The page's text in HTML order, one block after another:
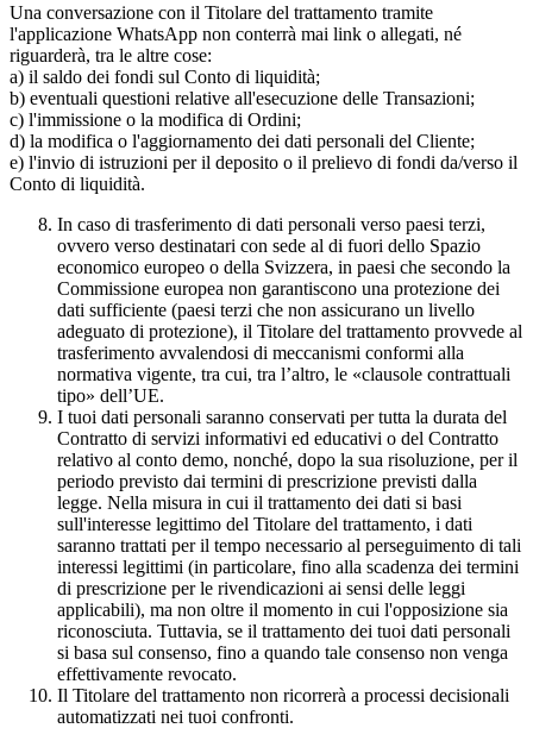
Una conversazione con il Titolare del trattamento tramite
l'applicazione WhatsApp non conterrà mai link o allegati, né
riguarderà, tra le altre cose:
a) il saldo dei fondi sul Conto di liquidità;
b) eventuali questioni relative all'esecuzione delle Transazioni;
c) l'immissione o la modifica di Ordini;
d) la modifica o l'aggiornamento dei dati personali del Cliente;
e) l'invio di istruzioni per il deposito o il prelievo di fondi da/verso il
Conto di liquidità.
In caso di trasferimento di dati personali verso paesi terzi,
ovvero verso destinatari con sede al di fuori dello Spazio
economico europeo o della Svizzera, in paesi che secondo la
Commissione europea non garantiscono una protezione dei
dati sufficiente (paesi terzi che non assicurano un livello
adeguato di protezione), il Titolare del trattamento provvede al
trasferimento avvalendosi di meccanismi conformi alla
normativa vigente, tra cui, tra l’altro, le «clausole contrattuali
tipo» dell’UE.
I tuoi dati personali saranno conservati per tutta la durata del
Contratto di servizi informativi ed educativi o del Contratto
relativo al conto demo, nonché, dopo la sua risoluzione, per il
periodo previsto dai termini di prescrizione previsti dalla
legge. Nella misura in cui il trattamento dei dati si basi
sull'interesse legittimo del Titolare del trattamento, i dati
saranno trattati per il tempo necessario al perseguimento di tali
interessi legittimi (in particolare, fino alla scadenza dei termini
di prescrizione per le rivendicazioni ai sensi delle leggi
applicabili), ma non oltre il momento in cui l'opposizione sia
riconosciuta. Tuttavia, se il trattamento dei tuoi dati personali
si basa sul consenso, fino a quando tale consenso non venga
effettivamente revocato.
Il Titolare del trattamento non ricorrerà a processi decisionali
automatizzati nei tuoi confronti.